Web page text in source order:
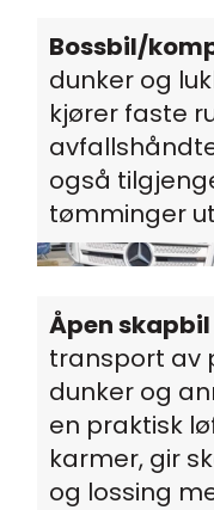
Bossbil/
dunker og
kjører faste
også
tømminger
Åpen skapbil
transport av
dunker og
en praktisk
karmer, gir
og lossing